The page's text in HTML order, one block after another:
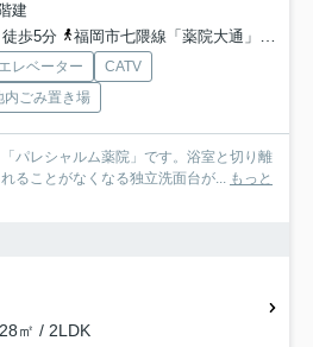
建
歩5分
福岡市七隈線「薬院大通」駅 徒歩10分
エレベーター
CATV
内ごみ置き場
パレシャルム薬院」です。浴室と切り離
ることがなくなる独立洗面台が... もっと
㎡ / 2LDK